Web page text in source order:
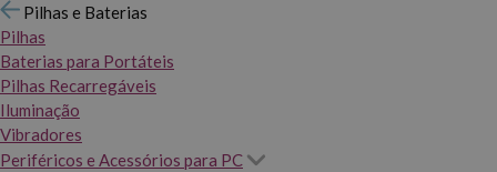
Pilhas e Baterias
Pilhas
Baterias para Portáteis
Pilhas Recarregáveis
Iluminação
Vibradores
Periféricos e Acessórios para PC